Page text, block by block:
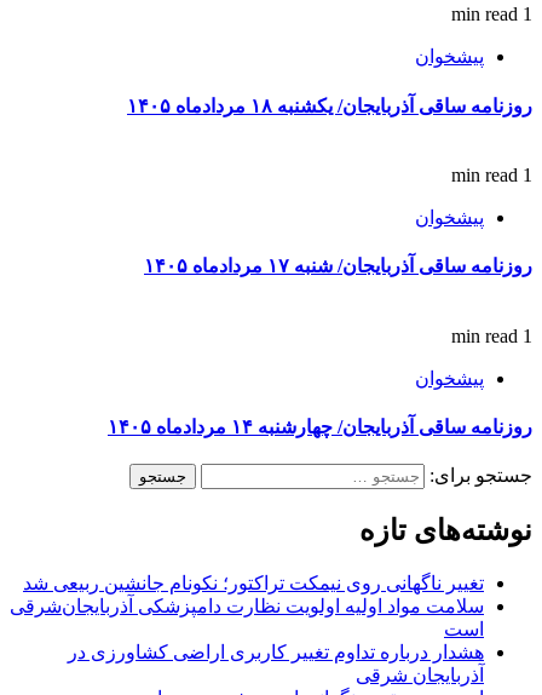
1 min read
پیشخوان
روزنامه ساقی آذربایجان/ یکشنبه ۱۸ مردادماه ۱۴۰۵
1 min read
پیشخوان
روزنامه ساقی آذربایجان/ شنبه ۱۷ مردادماه ۱۴۰۵
1 min read
پیشخوان
روزنامه ساقی آذربایجان/ چهارشنبه ۱۴ مردادماه ۱۴۰۵
جستجو برای:
نوشته‌های تازه
تغییر ناگهانی روی نیمکت تراکتور؛ نکونام جانشین ربیعی شد
سلامت مواد اولیه اولویت نظارت دامپزشکی آذربایجان‌شرقی
است
هشدار درباره تداوم تغییر کاربری اراضی کشاورزی در
آذربایجان شرقی